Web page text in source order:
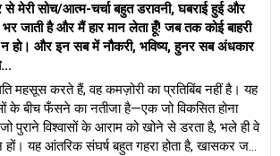
मेरी सोच/आत्म-चर्चा बहुत डरावनी, घबराई हुई और
जाती है और मैं हार मान लेता हूँ! जब तक कोई बाहरी
न हो। और इन सब में नौकरी, भविष्य, हुनर सब अंधकार
महसूस करते हैं, वह कमज़ोरी का प्रतिबिंब नहीं है। यह
के बीच फँसने का नतीजा है—एक जो विकसित होना
पुराने विश्वासों के आराम को खोने से डरता है, भले ही वे
यह आंतरिक संघर्ष बहुत गहरा होता है, खासकर जब